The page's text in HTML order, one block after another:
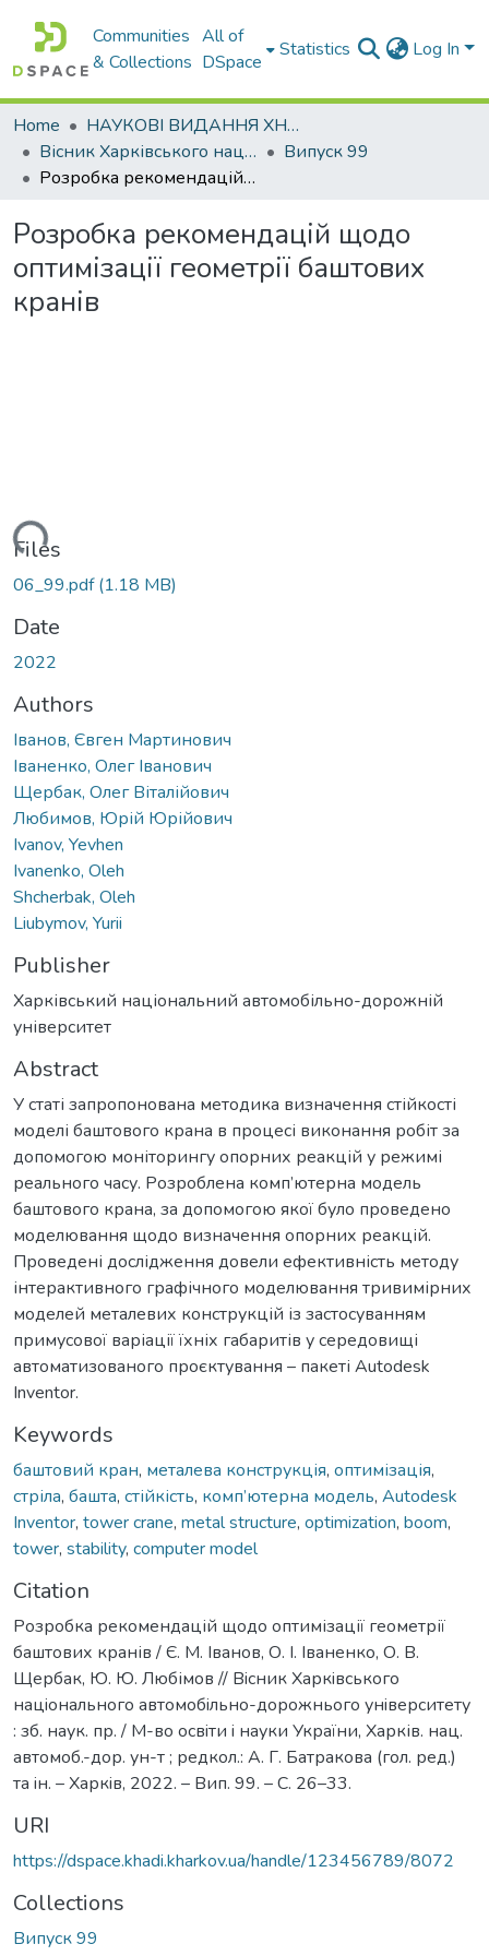
Communities
& Collections
All of
DSpace
Statistics Log In
Home
НАУКОВІ ВИДАННЯ ХНАДУ
Вісник Харківського національного автомобільно-дорожнього університету / Вестник Харьковского национального автомобильно-дорожного университета
Випуск 99
Розробка рекомендацій щодо оптимізації геометрії баштових кранів
Розробка рекомендацій щодо
оптимізації геометрії баштових
кранів
Files
06_99.pdf(1.18 MB)
Date
2022
Authors
Іванов, Євген Мартинович
Іваненко, Олег Іванович
Щербак, Олег Віталійович
Любимов, Юрій Юрійович
Ivanov, Yevhen
Ivanenko, Oleh
Shcherbak, Oleh
Liubymov, Yurii
Publisher
Харківський національний автомобільно-дорожній
університет
Abstract
У статі запропонована методика визначення стійкості
моделі баштового крана в процесі виконання робіт за
допомогою моніторингу опорних реакцій у режимі
реального часу. Розроблена комп’ютерна модель
баштового крана, за допомогою якої було проведено
моделювання щодо визначення опорних реакцій.
Проведені дослідження довели ефективність методу
інтерактивного графічного моделювання тривимірних
моделей металевих конструкцій із застосуванням
примусової варіації їхніх габаритів у середовищі
автоматизованого проєктування – пакеті Autodesk
Inventor.
Keywords
баштовий кран, металева конструкція, оптимізація,
стріла, башта, стійкість, комп’ютерна модель, Autodesk
Inventor, tower crane, metal structure, optimization, boom,
tower, stability, computer model
Citation
Розробка рекомендацій щодо оптимізації геометрії
баштових кранів / Є. М. Іванов, О. І. Іваненко, О. В.
Щербак, Ю. Ю. Любімов // Вiсник Харкiвського
нацiонального автомобiльно-дорожнього унiверситету
: зб. наук. пр. / М-во освiти i науки України, Харків. нац.
автомоб.-дор. ун-т ; редкол.: А. Г. Батракова (гол. ред.)
та iн. – Харкiв, 2022. – Вип. 99. – С. 26–33.
URI
https://dspace.khadi.kharkov.ua/handle/123456789/8072
Collections
Випуск 99